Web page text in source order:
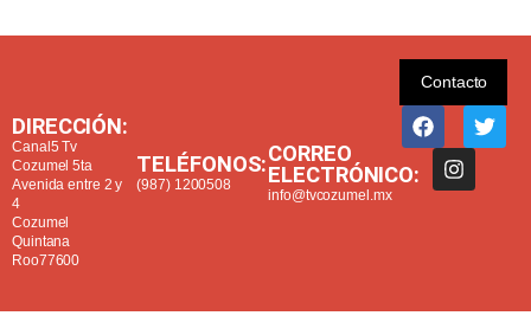
DIRECCIÓN:
Canal5 Tv
Cozumel 5ta
Avenida entre 2 y
4
Cozumel
Quintana
Roo77600
TELÉFONOS:
(987) 1200508
CORREO
ELECTRÓNICO:
info@tvcozumel.mx
Contacto